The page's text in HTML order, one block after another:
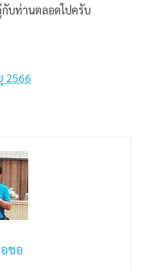
บท่านตลอดไปครับ
2566
ชอ